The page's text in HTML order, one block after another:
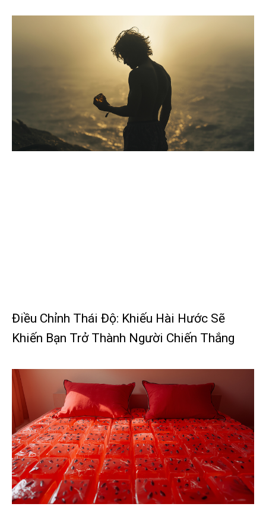
Điều Chỉnh Thái Độ: Khiếu Hài Hước Sẽ
Khiến Bạn Trở Thành Người Chiến Thắng